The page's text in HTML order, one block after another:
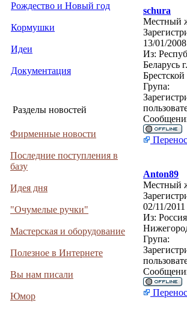
Рождество и Новый год
Кормушки
Идеи
Документация
Разделы новостей
Фирменные новости
Последние поступления в
базу
Идея дня
"Очумелые ручки"
Мастерская и оборудование
Полезное в Интернете
Вы нам писали
Юмор
schura
Местный
13/01/
Из:
Беларусь
Брестской
Група:
Перенос
Anton89
Местный
02/11/
Из:
Група:
Перенос